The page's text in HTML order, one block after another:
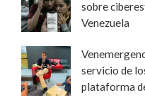
sobre
Venezuela
servicio de
plataforma